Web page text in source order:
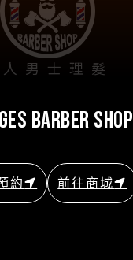
男士理髮
barber shop
約 前往商城